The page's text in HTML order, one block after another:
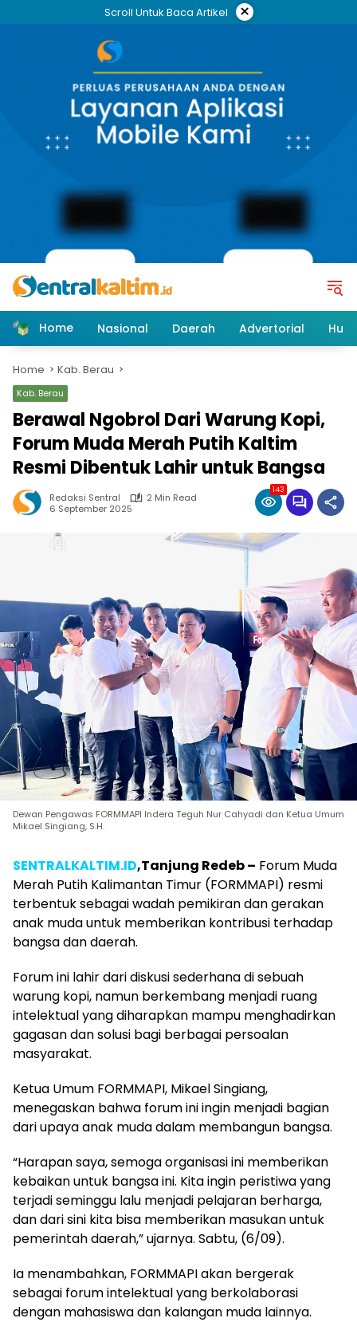
Scroll Untuk Baca Artikel ×
Home Nasional Daerah Advertorial
Home Kab. Berau
Kab. Berau
Berawal Ngobrol Dari Warung Kopi,
Forum Muda Merah Putih Kaltim
Resmi Dibentuk Lahir untuk Bangsa
Redaksi Sentral
2 Min Read
6 September 2025
143
Dewan Pengawas FORMMAPI Indera Teguh Nur Cahyadi dan Ketua Umum
Mikael Singiang, S.H.
SENTRALKALTIM.ID,Tanjung Redeb – Forum Muda
Merah Putih Kalimantan Timur (FORMMAPI) resmi
terbentuk sebagai wadah pemikiran dan gerakan
anak muda untuk memberikan kontribusi terhadap
bangsa dan daerah.
Forum ini lahir dari diskusi sederhana di sebuah
warung kopi, namun berkembang menjadi ruang
intelektual yang diharapkan mampu menghadirkan
gagasan dan solusi bagi berbagai persoalan
masyarakat.
Ketua Umum FORMMAPI, Mikael Singiang,
menegaskan bahwa forum ini ingin menjadi bagian
dari upaya anak muda dalam membangun bangsa.
“Harapan saya, semoga organisasi ini memberikan
kebaikan untuk bangsa ini. Kita ingin peristiwa yang
terjadi seminggu lalu menjadi pelajaran berharga,
dan dari sini kita bisa memberikan masukan untuk
pemerintah daerah,” ujarnya. Sabtu, (6/09).
Ia menambahkan, FORMMAPI akan bergerak
sebagai forum intelektual yang berkolaborasi
dengan mahasiswa dan kalangan muda lainnya.